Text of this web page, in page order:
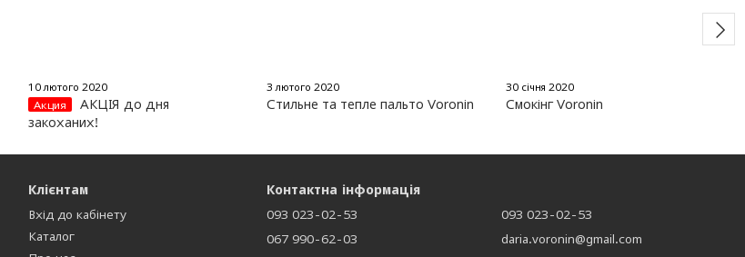
10 лютого 2020
Акция
АКЦІЯ до дня
закоханих!
3 лютого 2020
Стильне та тепле пальто Voronin
30 січня 2020
Cмокінг Voronin
Клієнтам
Вхід до кабінету
Каталог
Контактна інформація
093 023-02-53
067 990-62-03
093 023-02-53
daria.voronin@gmail.com